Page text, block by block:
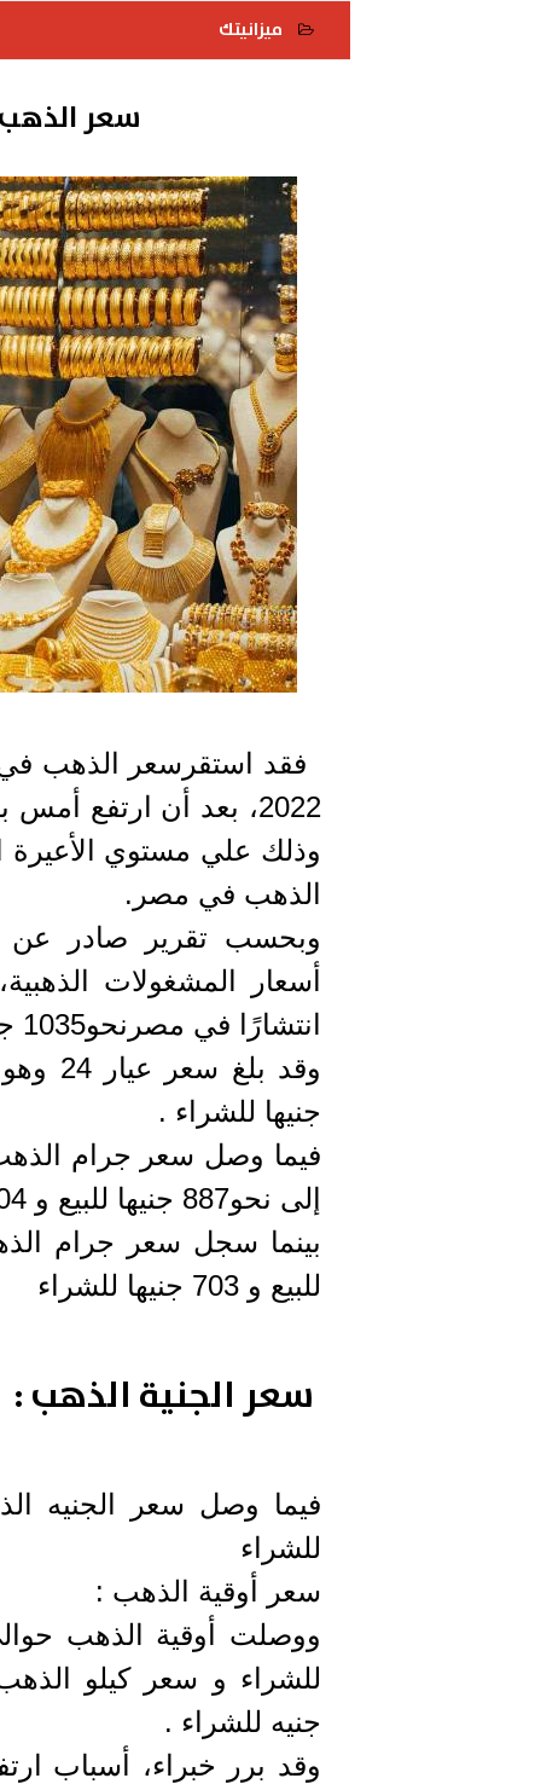
ميزانيتك
سعر الذهب
وذلك علي مستوي الأعيرة
الذهب في مصر.
وبحسب تقرير صادر عن
انتشارًا في مصرنحو1035 جنيها للبيع و 1055 جنيها للشراء.
جنيها للشراء .
إلى نحو887 جنيها للبيع و 904 جنيها للشراء
للبيع و 703 جنيها للشراء
سعر الجنية الذهب :
للشراء
سعر أوقية الذهب :
جنيه للشراء .
وقد برر خبراء، أسباب